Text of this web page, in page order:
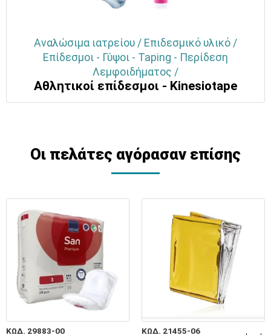
Αναλώσιμα ιατρείου / Επιδεσμικό υλικό /
Επίδεσμοι - Γύψοι - Taping - Περίδεση
Λεμφοιδήματος /
Αθλητικοί επίδεσμοι - Kinesiotape
Οι πελάτες αγόρασαν επίσης
ΚΩΔ. 29883-00 ΚΩΔ. 21455-06